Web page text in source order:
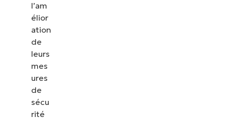
l’am
élior
ation
de
leurs
mes
ures
de
sécu
rité